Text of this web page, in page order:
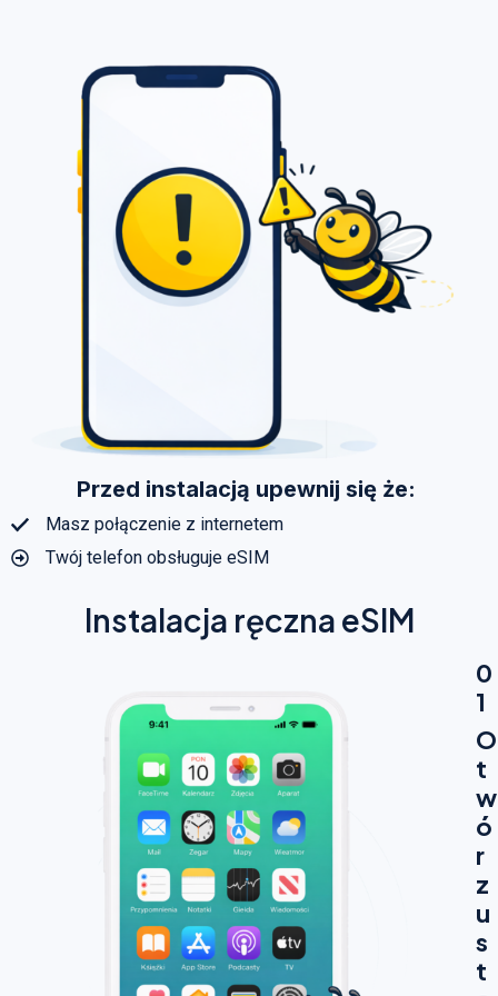
Przed instalacją upewnij się że:
Masz połączenie z internetem
Twój telefon obsługuje eSIM
Instalacja ręczna eSIM
0
1
O
t
w
ó
r
z
u
s
t